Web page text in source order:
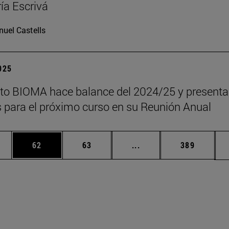
Escrivá
Castells
BIOMA hace balance del 2024/25 y
el próximo curso en su Reunión Anual
Use TAB para desplazarse.
Página
62 Página
63 ... Páginas intermedias
Página
389